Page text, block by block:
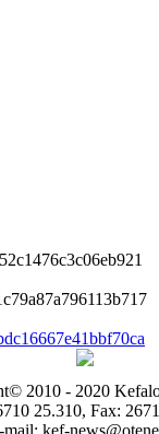
2010 - 2020
25.310, Fax:
mail: kef-